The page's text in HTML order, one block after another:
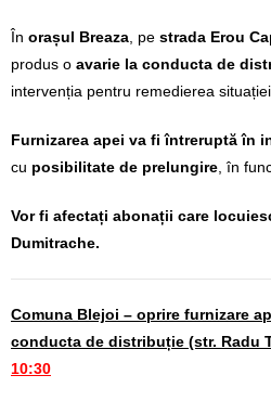
În orașul Breaza , pe strada Erou
produs o avarie la conducta de
intervenția pentru remedierea situației.
Furnizarea apei va fi întreruptă în
cu posibilitate de prelungire , în
Vor fi afectați abonații care
Dumitrache.
Comuna Blejoi – oprire furnizare
conducta de distribuție (str. Radu
10:30